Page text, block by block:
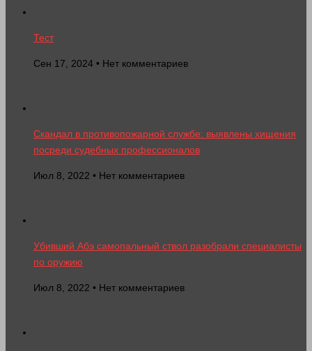
Тест
Сен 17, 2024 • Нет комментариев
Скандал в противопожарной службе: выявлены хищения
посреди судебных профессионалов
Июл 8, 2022 • Нет комментариев
Убивший Абэ самопальный ствол разобрали специалисты
по оружию
Июл 8, 2022 • Нет комментариев